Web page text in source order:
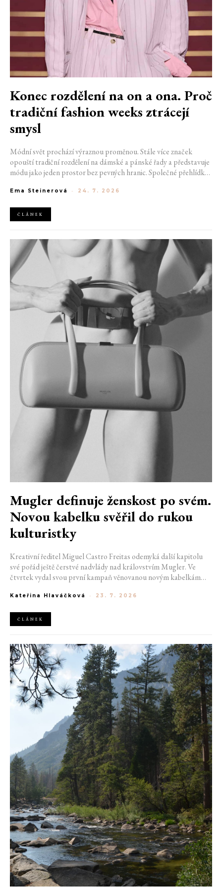
Konec rozdělení na on a ona. Proč
tradiční fashion weeks ztrácejí
smysl
Módní svět prochází výraznou proměnou. Stále více značek
opouští tradiční rozdělení na dámské a pánské řady a představuje
módu jako jeden prostor bez pevných hranic. Společné přehlídky,
klasické týdny módy mohou brzy vypadat úplně jinak.
Ema Steinerová - 24. 7. 2026
ČLÁNEK
Mugler definuje ženskost po svém.
Novou kabelku svěřil do rukou
kulturistky
Kreativní ředitel Miguel Castro Freitas odemyká další kapitolu
své pořád ještě čerstvé nadvlády nad královstvím Mugler. Ve
čtvrtek vydal svou první kampaň věnovanou novým kabelkám
do módního domu dorazil. Umně mísí výrazy minulosti a dávných
Kateřina Hlaváčková - 23. 7. 2026
ČLÁNEK